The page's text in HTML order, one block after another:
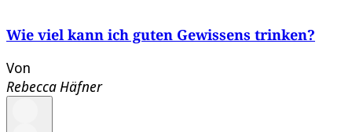
Wie viel kann ich guten Gewissens trinken?
Von
Rebecca Häfner